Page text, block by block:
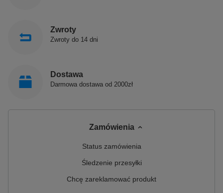
Zwroty
Zwroty do 14 dni
Dostawa
Darmowa dostawa od 2000zł
Zamówienia
Status zamówienia
Śledzenie przesyłki
Chcę zareklamować produkt